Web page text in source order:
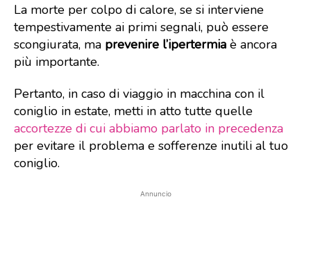
La morte per colpo di calore, se si interviene
tempestivamente ai primi segnali, può essere
scongiurata, ma prevenire l’ipertermia è ancora
più importante.
Pertanto, in caso di viaggio in macchina con il
coniglio in estate, metti in atto tutte quelle
accortezze di cui abbiamo parlato in precedenza
per evitare il problema e sofferenze inutili al tuo
coniglio.
Annuncio